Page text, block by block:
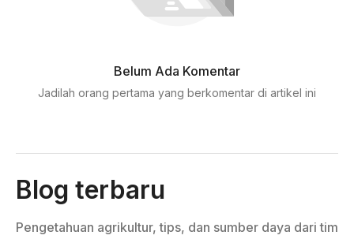
Belum Ada Komentar
Jadilah orang pertama yang berkomentar di artikel ini
Blog terbaru
Pengetahuan agrikultur, tips, dan sumber daya dari tim